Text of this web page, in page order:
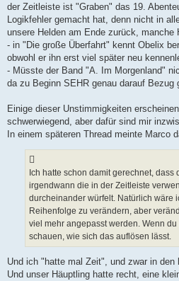
der Zeitleiste ist "Graben" das 19.
Logikfehler gemacht hat, denn nicht in
unsere Helden am Ende zurück,
- in "Die große Überfahrt" kennt Obelix
obwohl er ihn erst viel später neu
- Müsste der Band "A. Im Morgenland"
da zu Beginn SEHR genau darauf Bezug
Einige dieser Unstimmigkeiten
schwerwiegend, aber dafür sind mir
In einem späteren Thread meinte Marco
Ich hatte schon damit gerechnet, dass
irgendwann die in der Zeitleiste
durcheinander würfelt. Natürlich wäre
Reihenfolge zu verändern, aber
viel mehr angepasst werden. Wenn du
schauen, wie sich das auflösen lässt.
Und ich "hatte mal Zeit", und zwar in den
Und unser Häuptling hatte recht, eine